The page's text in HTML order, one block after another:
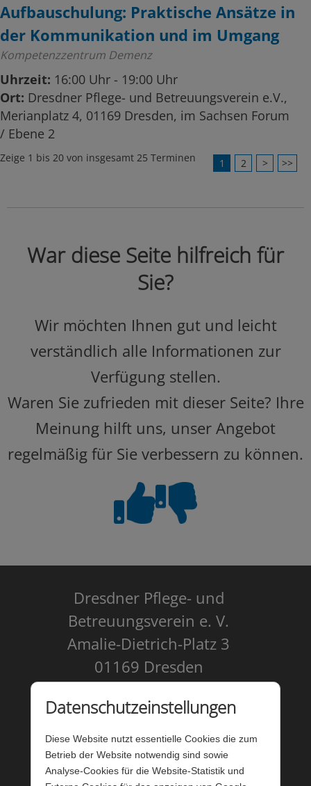
Aufbauschulung: Praktische Ansätze in
der Kommunikation und im Umgang
Kompetenzzentrum Demenz
Uhrzeit: 16:00 Uhr - 19:00 Uhr
Ort: Dresdner Pflege- und Betreuungsverein e.V.,
Merianplatz 4, 01169 Dresden, im Sachsen Forum
/ Ebene 2
Zeige 1 bis 20 von insgesamt 25 Terminen 1 2 > >>
War diese Seite hilfreich für
Sie?
Wir möchten Ihnen gut und leicht
verständlich alle Informationen zur
Verfügung stellen.
Waren Sie zufrieden mit dieser Seite? Ihre
Meinung hilft uns, unser Angebot
regelmäßig für Sie verbessern zu können.
Dresdner Pflege- und
Betreuungsverein e. V.
Amalie-Dietrich-Platz 3
01169 Dresden
Kontakt
Datenschutz
Datenschutzeinstellungen
Diese Website nutzt essentielle Cookies die zum
Betrieb der Website notwendig sind sowie
Analyse-Cookies für die Website-Statistik und